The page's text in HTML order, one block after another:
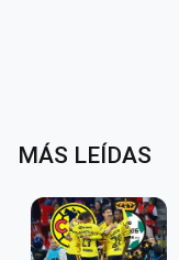
MÁS LEÍDAS